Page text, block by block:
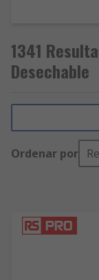
1341
Desechable
Ordenar por